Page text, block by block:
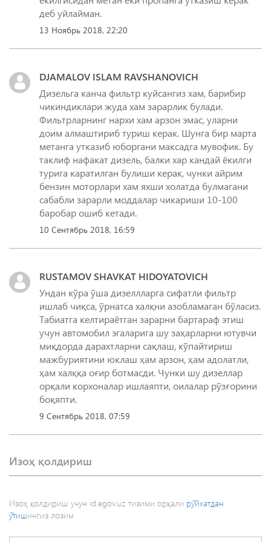
деб уйлайман.
13 Ноябрь 2018, 22:20
DJAMALOV ISLAM RAVSHANOVICH
Дизельга канча фильтр куйсангиз хам, барибир
чикиндиклари жуда хам зарарлик булади.
Фильтрларнинг нархи хам арзон эмас, уларни
доим алмаштириб туриш керак. Шунга бир марта
метанга утказиб юборгани максадга мувофик. Бу
таклиф нафакат дизель, балки хар кандай ёкилги
турига каратилган булиши керак, чунки айрим
бензин моторлари хам яхши холатда булмагани
сабабли зарарли моддалар чикариши 10-100
баробар ошиб кетади.
10 Сентябрь 2018, 16:59
RUSTAMOV SHAVKAT HIDOYATOVICH
Ундан кўра ўша дизеллларга сифатли фильтр
ишлаб чиқса, ўрнатса халқни азобламаган бўласиз.
Табиатга келтираётган зарарни бартараф этиш
учун автомобил эгаларига шу заҳарларни ютувчи
миқдорда дарахтларни сақлаш, кўпайтириш
мажбуриятини юклаш ҳам арзон, ҳам адолатли,
ҳам халққа оғир ботмасди. Чунки шу дизеллар
орқали корхоналар ишлаяпти, оилалар рўзғорини
боқяпти.
9 Сентябрь 2018, 07:59
Изоҳ қолдириш
Изоҳ қолдириш учун id.egov.uz тизими орқали рўйхатдан
ўтишингиз лозим